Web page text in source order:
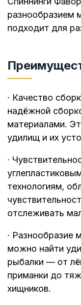
разнообразием
подходит для
· Качество
надёжной
материалами.
удилищ и их
·
технологиям,
отслеживать
· Разнообразие
можно найти
рыбалки — от
приманки до
хищников.